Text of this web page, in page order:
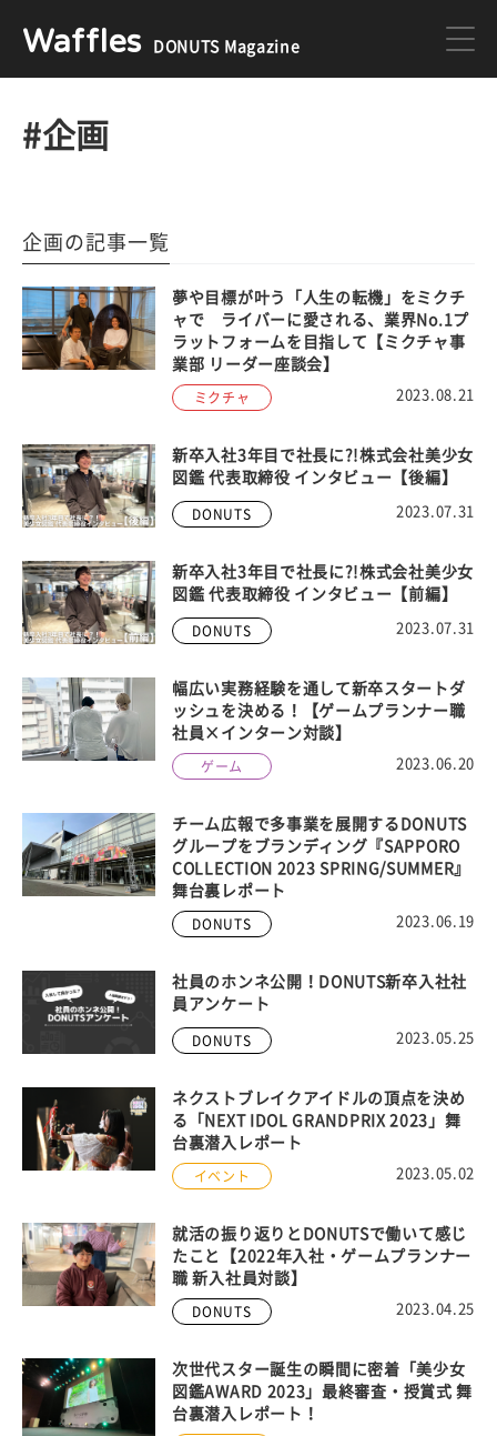
Waffles DONUTS Magazine
DONUTS
#企画
企画の記事一覧
ミクチャ 2023.08.21
夢や目標が叶う「人生の転機」をミクチ
ャで ライバーに愛される、業界No.1プ
ラットフォームを目指して【ミクチャ事
業部 リーダー座談会】
DONUTS 2023.07.31
新卒入社3年目で社長に?!株式会社美少女
図鑑 代表取締役 インタビュー【後編】
DONUTS 2023.07.31
新卒入社3年目で社長に?!株式会社美少女
図鑑 代表取締役 インタビュー【前編】
ゲーム 2023.06.20
幅広い実務経験を通して新卒スタートダ
ッシュを決める！【ゲームプランナー職
社員×インターン対談】
DONUTS 2023.06.19
チーム広報で多事業を展開するDONUTS
グループをブランディング『SAPPORO
COLLECTION 2023 SPRING/SUMMER』
舞台裏レポート
DONUTS 2023.05.25
社員のホンネ公開！DONUTS新卒入社社
員アンケート
イベント 2023.05.02
ネクストブレイクアイドルの頂点を決め
る「NEXT IDOL GRANDPRIX 2023」舞
台裏潜入レポート
DONUTS 2023.04.25
就活の振り返りとDONUTSで働いて感じ
たこと【2022年入社・ゲームプランナー
職 新入社員対談】
次世代スター誕生の瞬間に密着「美少女
図鑑AWARD 2023」最終審査・授賞式 舞
台裏潜入レポート！